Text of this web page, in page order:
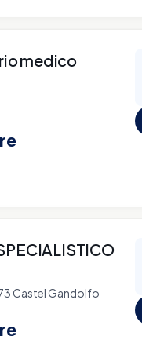
medico
Castel Gandolfo